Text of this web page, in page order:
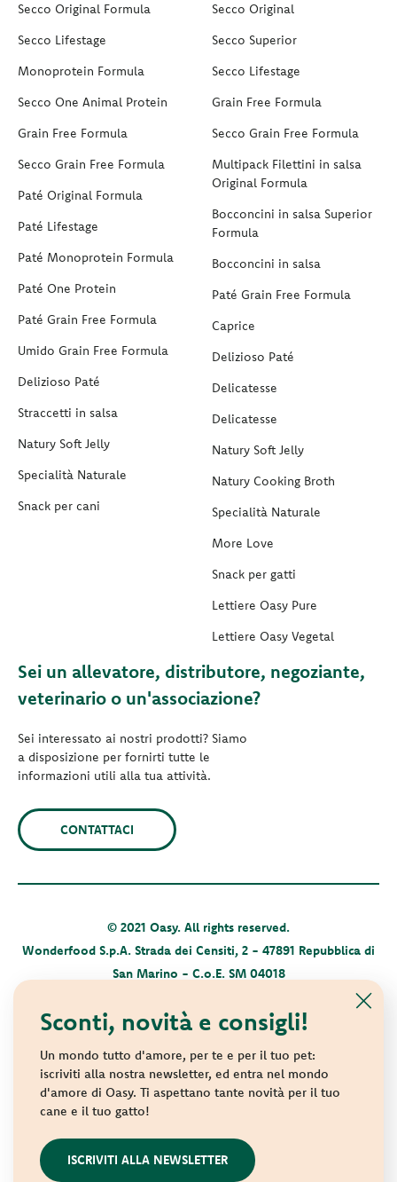
Sconti, novità e consigli!
Un mondo tutto d'amore, per te e per il tuo pet:
iscriviti alla nostra newsletter, ed entra nel mondo
d'amore di Oasy. Ti aspettano tante novità per il tuo
cane e il tuo gatto!
ISCRIVITI ALLA NEWSLETTER
Secco Original Formula
Secco Lifestage
Monoprotein Formula
Secco One Animal Protein
Grain Free Formula
Secco Grain Free Formula
Paté Original Formula
Paté Lifestage
Paté Monoprotein Formula
Paté One Protein
Paté Grain Free Formula
Umido Grain Free Formula
Delizioso Paté
Straccetti in salsa
Natury Soft Jelly
Specialità Naturale
Snack per cani
Secco Original
Secco Superior
Secco Lifestage
Grain Free Formula
Secco Grain Free Formula
Multipack Filettini in salsa
Original Formula
Bocconcini in salsa Superior
Formula
Bocconcini in salsa
Paté Grain Free Formula
Caprice
Delizioso Paté
Delicatesse
Delicatesse
Natury Soft Jelly
Natury Cooking Broth
Specialità Naturale
More Love
Snack per gatti
Lettiere Oasy Pure
Lettiere Oasy Vegetal
Sei un allevatore, distributore, negoziante,
veterinario o un'associazione?
Sei interessato ai nostri prodotti? Siamo
a disposizione per fornirti tutte le
informazioni utili alla tua attività.
CONTATTACI
© 2021 Oasy. All rights reserved.
Wonderfood S.p.A. Strada dei Censiti, 2 - 47891 Repubblica di
San Marino - C.o.E. SM 04018
websolute